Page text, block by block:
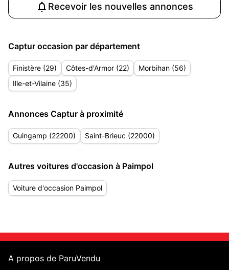
Recevoir les nouvelles annonces
Captur occasion par département
Finistère (29) Côtes-d'Armor (22)
Morbihan (56)
Ille-et-Vilaine (35)
Annonces Captur à proximité
Guingamp (22200) Saint-Brieuc (22000)
Autres voitures d'occasion à Paimpol
Voiture d'occasion Paimpol
A propos de ParuVendu